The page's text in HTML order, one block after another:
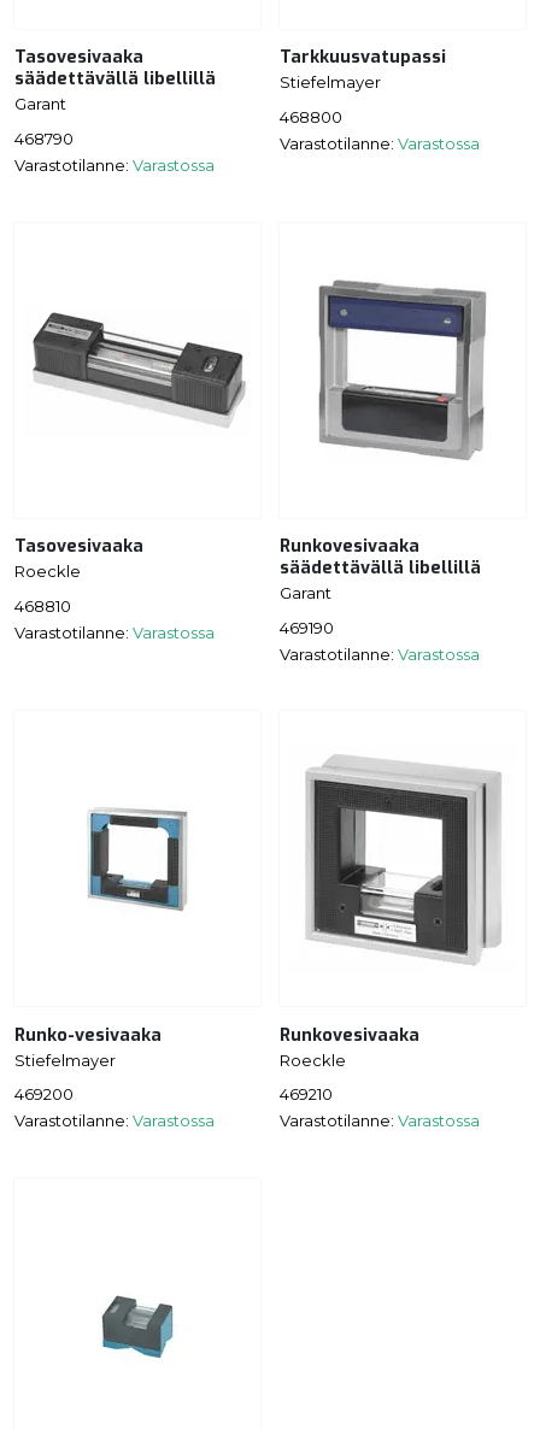
Tasovesivaaka
säädettävällä libellillä
Garant
468790
Varastotilanne: Varastossa
Tarkkuusvatupassi
Stiefelmayer
468800
Varastotilanne: Varastossa
Tasovesivaaka
Roeckle
468810
Varastotilanne: Varastossa
Runkovesivaaka
säädettävällä libellillä
Garant
469190
Varastotilanne: Varastossa
Runko-vesivaaka
Stiefelmayer
469200
Varastotilanne: Varastossa
Runkovesivaaka
Roeckle
469210
Varastotilanne: Varastossa